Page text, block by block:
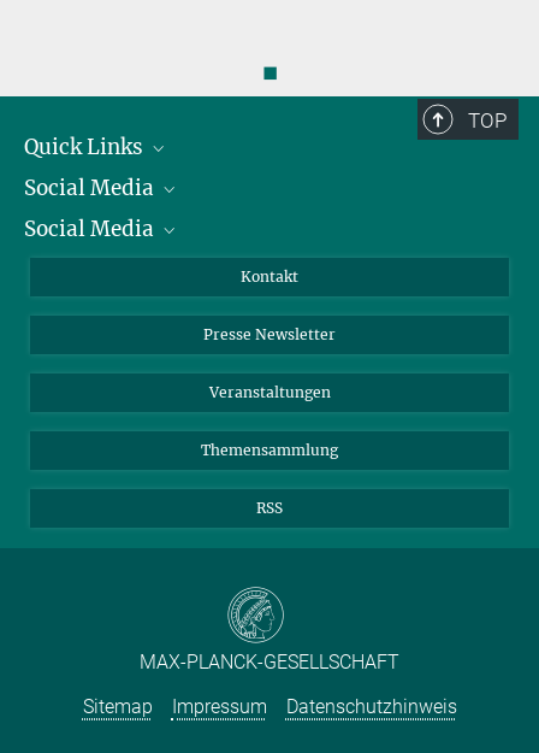
◼
TOP
Quick Links
Präsident
Zahlen und Fakten
Meldestelle Fehlverhalten
Social Media
Bluesky
TikTok
Social Media
Instagram
YouTube
Kontakt
Presse Newsletter
Veranstaltungen
Themensammlung
RSS
MAX-PLANCK-GESELLSCHAFT
Sitemap
Impressum Datenschutzhinweis